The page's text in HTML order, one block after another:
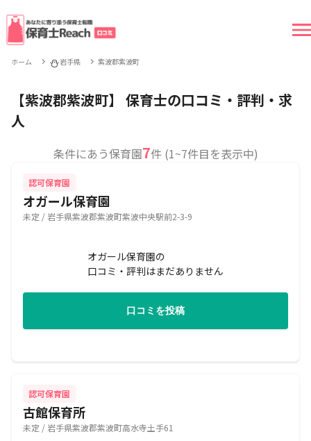
ホーム ⛄️岩手県 紫波郡紫波町
【紫波郡紫波町】 保育士の口コミ・評判・求
人
条件にあう保育園7件 (1~7件目を表示中)
認可保育園
オガール保育園
未定 / 岩手県紫波郡紫波町紫波中央駅前2-3-9
オガール保育園の
口コミ・評判はまだありません
口コミを投稿
認可保育園
古館保育所
未定 / 岩手県紫波郡紫波町高水寺土手61